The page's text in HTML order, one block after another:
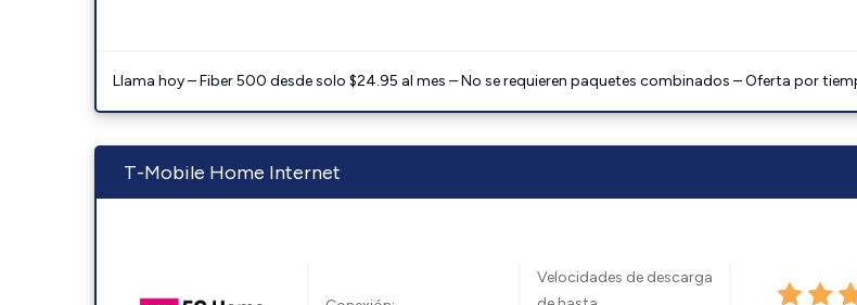
Llama hoy – Fiber 500 desde solo $24.95 al mes – No se requieren paquetes combinados – Oferta por
T-Mobile Home Internet
Velocidades de descarga